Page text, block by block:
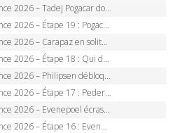
dompte l’Alpe d’Huez, 5e victoire, record de Pantani pulvérisé
19 : Pogacar peut-il enfin dompter l’Alpe d’Huez ?
solitaire à Orcières-Merlette, Paret-Peintre à un point du maillot à pois
domptera Orcières-Merlette, première marche vers l’Alpe d’Huez ?
son compteur à Voiron, Pedersen en danger pour le maillot vert
17 : Pedersen peut-il verrouiller le maillot vert à Voiron ?
écrase le chrono d’Évian, Seixas 4e, Lipowitz abandonne
Pogacar, Ganna… qui domptera le chrono d’Évian pour redessiner le podium ?